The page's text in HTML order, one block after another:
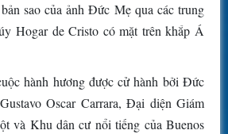
sao của ảnh Đức Mẹ qua các trung
Hogar de Cristo có mặt trên khắp Á
hành hương được cử hành bởi Đức
Oscar Carrara, Đại diện Giám
và Khu dân cư nổi tiếng của Buenos